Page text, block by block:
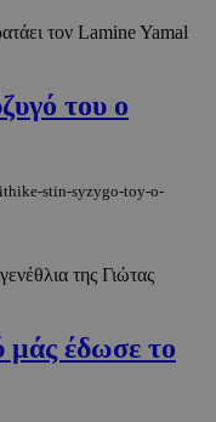
τον Lamine Yamal
του ο
stin-syzygo-toy-o-
της Γιώτας
έδωσε το
Cloudflare Inc.
29 λεπτά